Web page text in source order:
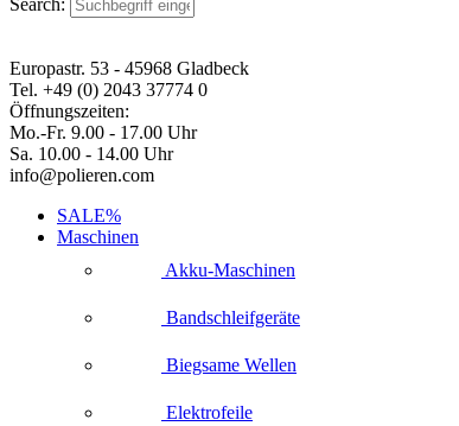
Search:
Europastr. 53 - 45968 Gladbeck
Tel. +49 (0) 2043 37774 0
Öffnungszeiten:
Mo.-Fr. 9.00 - 17.00 Uhr
Sa. 10.00 - 14.00 Uhr
info@polieren.com
SALE%
Maschinen
Akku-Maschinen
Bandschleifgeräte
Biegsame Wellen
Elektrofeile